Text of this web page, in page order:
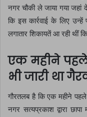
नगर चौकी ले जाया गया जहां
कि इस कार्रवाई के लिए
लगातार शिकायतें आ रही थीं
एक महीने पहले
भी जारी था
गौरतलब है कि एक महीने पहले
नगर सत्यप्रकाश द्वारा